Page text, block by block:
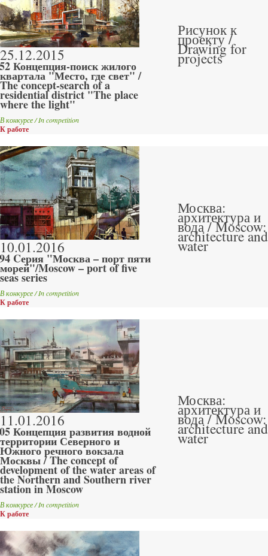
25.12.2015
Концепция-поиск жилого
квартала "Место, где свет" /
The concept-search of a
residential district "The place
where the light"
В конкурсе / In competition
К работе
Рисунок к
проекту /
Drawing for
projects
10.01.2016
Cерия "Москва – порт пяти
морей"/Moscow – port of five
seas series
В конкурсе / In competition
К работе
Москва:
архитектура и
вода / Moscow:
architecture and
water
11.01.2016
Концепция развития водной
территории Северного и
Южного речного вокзала
Москвы / The concept of
development of the water areas of
the Northern and Southern river
station in Moscow
В конкурсе / In competition
К работе
Москва:
архитектура и
вода / Moscow:
architecture and
water